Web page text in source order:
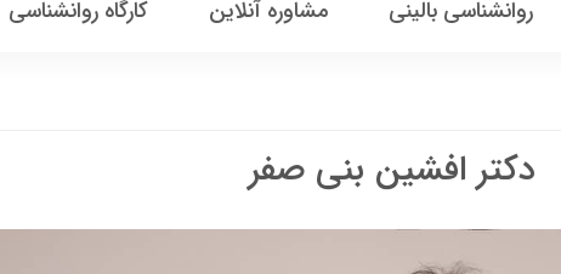
روانشناسی بالینی مشاوره آنلاین کارگاه روانشناسی
دکتر افشین بنی صفر